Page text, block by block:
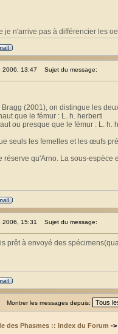
je n'arrive pas à différencier les
2006, 13:47 Sujet du message:
(2001), on distingue les
que le fémur : L. h. herberti
ou presque que le fémur : L. h.
seuls les femelles et les œufs
réserve qu'Arno. La sous-
2006, 15:31 Sujet du message:
prêt à envoyé des
Montrer les messages depuis:
des Phasmes :: Index du Forum ->